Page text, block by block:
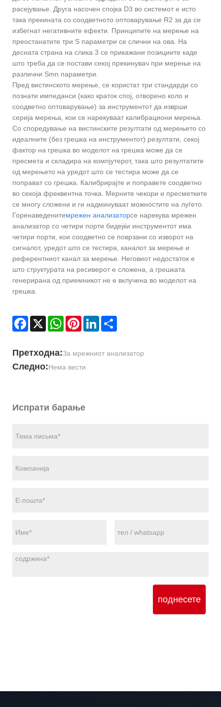
расејување. Друга насочен спојка D3 во системот е исто
така прекината со соодветното оптоварување R2 за да се
избегнат негативните ефекти. Принципите на мерење на
преостанатите три S параметри се слични на ова. На
десната страна на слика 3 се прикажани позициите каде
што треба да се постави секој прекинувач при мерење на
различни Smn параметри.
Пред вистинското мерење, се користат три стандарди со
познати импеданси (како краток спој, отворено коло и
соодветно оптоварување) за инструментот да изврши
серија мерења, кои се нарекуваат калибрациони мерења.
Со споредување на вистинските резултати од мерењето со
идеалните (без грешка на инструментот) резултати, секој
фактор на грешка во моделот на грешка може да се
пресмета и складира на компјутерот, така што резултатите
од мерењето на уредот што се тестира може да се
поправат со грешка. Калибрирајте и поправете соодветно
во секоја фреквентна точка. Мерните чекори и пресметките
се многу сложени и ги надминуваат можностите на луѓето.
Горенаведенитемрежен анализаторсе нарекува мрежен
анализатор со четири порти бидејќи инструментот има
четири порти, кои соодветно се поврзани со изворот на
сигналот, уредот што се тестира, каналот за мерење и
референтниот канал за мерење. Неговиот недостаток е
што структурата на ресиверот е сложена, а грешката
генерирана од приемникот не е вклучена во моделот на
грешка.
Facebook
X WhatsAppPinterestLinkedIn
Претходна:За мрежниот анализатор
Следно:Нема вести
Испрати барање
поднесете